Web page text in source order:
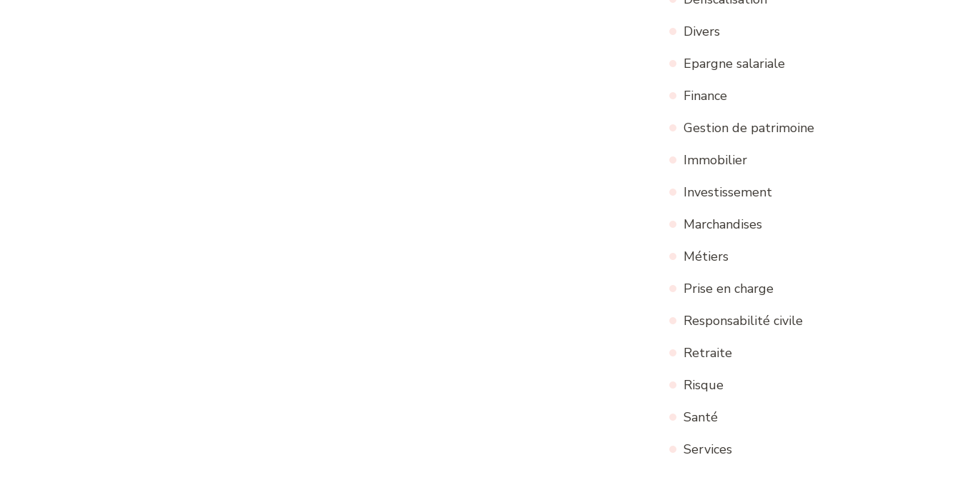
Divers
Epargne salariale
Finance
Gestion de patrimoine
Immobilier
Investissement
Marchandises
Métiers
Prise en charge
Responsabilité civile
Retraite
Risque
Santé
Services